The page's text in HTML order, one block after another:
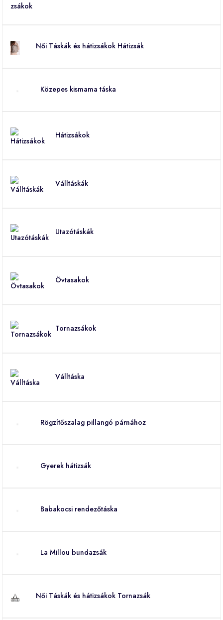
Női Táskák és hátizsákok Hátizsák
Közepes kismama táska
Hátizsákok
Válltáskák
Utazótáskák
Övtasakok
Tornazsákok
Válltáska
Rögzítőszalag pillangó párnához
Gyerek hátizsák
Babakocsi rendezőtáska
La Millou bundazsák
Női Táskák és hátizsákok Tornazsák